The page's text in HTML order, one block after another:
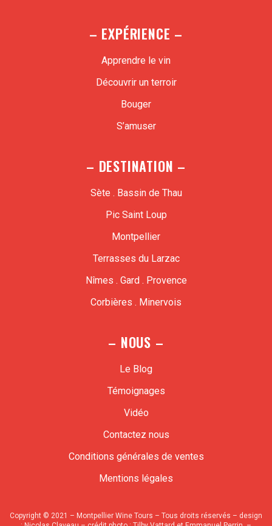
– EXPÉRIENCE –
Apprendre le vin
Découvrir un terroir
Bouger
S’amuser
– DESTINATION –
Sète . Bassin de Thau
Pic Saint Loup
Montpellier
Terrasses du Larzac
Nîmes . Gard . Provence
Corbières . Minervois
– NOUS –
Le Blog
Témoignages
Vidéo
Contactez nous
Conditions générales de ventes
Mentions légales
Copyright © 2021 – Montpellier Wine Tours – Tous droits réservés – design